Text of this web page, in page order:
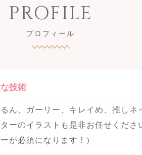
PROFILE
プロフィール
技術
ん、ガーリー、キレイめ、推し
ーのイラストも是非お任せくだ
が必須になります！)